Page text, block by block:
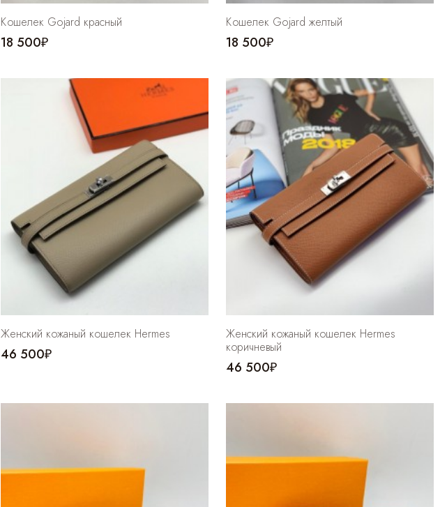
Кошелек Gojard красный
18 500₽
Кошелек Gojard желтый
18 500₽
Женский кожаный кошелек Hermes
46 500₽
Женский кожаный кошелек Hermes
коричневый
46 500₽